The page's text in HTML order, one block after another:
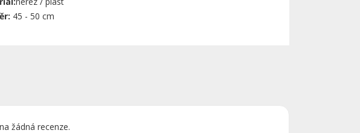
45 - 50 cm
žádná recenze.